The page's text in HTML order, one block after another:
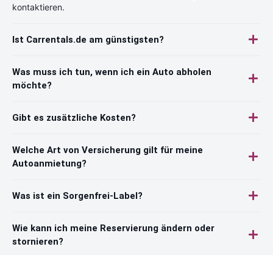
kontaktieren.
Ist Carrentals.de am günstigsten?
Was muss ich tun, wenn ich ein Auto abholen
möchte?
Gibt es zusätzliche Kosten?
Welche Art von Versicherung gilt für meine
Autoanmietung?
Was ist ein Sorgenfrei-Label?
Wie kann ich meine Reservierung ändern oder
stornieren?